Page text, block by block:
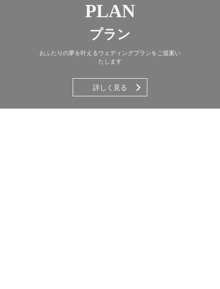
PLAN
プラン
おふたりの夢を叶えるウェディングプランをご提案い
たします
詳しく見る